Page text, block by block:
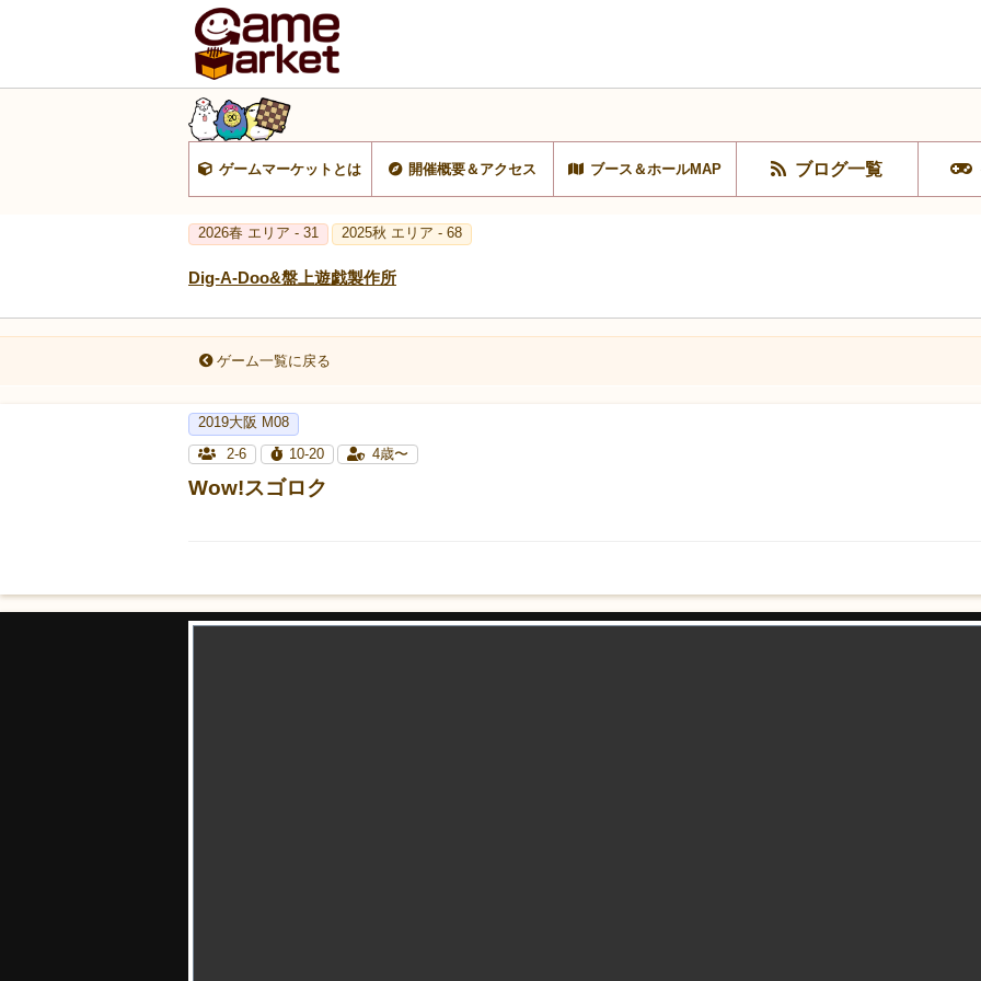
ゲームマーケットとは 開催概要＆アクセス ブース＆ホールMAP ブログ一覧
2026春 エリア - 31 2025秋 エリア - 68
Dig-A-Doo&盤上遊戯製作所
ゲーム一覧に戻る
2019大阪 M08
2-6
10-20 4歳〜
Wow!スゴロク